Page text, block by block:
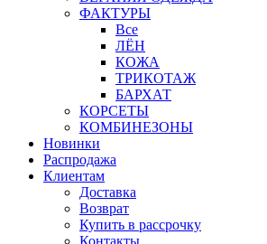
ФАКТУРЫ
Все
ЛЁН
КОЖА
ТРИКОТАЖ
БАРХАТ
КОРСЕТЫ
КОМБИНЕЗОНЫ
Новинки
Распродажа
Клиентам
Доставка
Возврат
Купить в рассрочку
Контакты